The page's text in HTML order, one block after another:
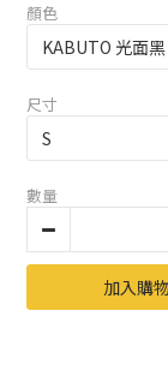
顏色
尺寸
數量
加入購